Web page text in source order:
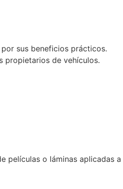
sus beneficios prácticos.
propietarios de vehículos.
películas o láminas aplicadas a